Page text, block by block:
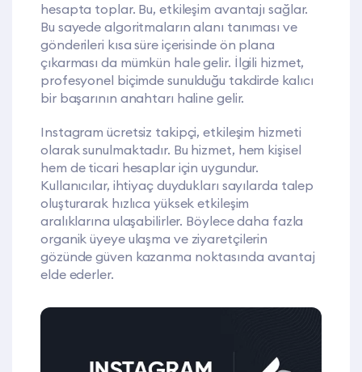
hesapta toplar. Bu, etkileşim avantajı sağlar.
Bu sayede algoritmaların alanı tanıması ve
gönderileri kısa süre içerisinde ön plana
çıkarması da mümkün hale gelir. İlgili hizmet,
profesyonel biçimde sunulduğu takdirde kalıcı
bir başarının anahtarı haline gelir.
Instagram ücretsiz takipçi, etkileşim hizmeti
olarak sunulmaktadır. Bu hizmet, hem kişisel
hem de ticari hesaplar için uygundur.
Kullanıcılar, ihtiyaç duydukları sayılarda talep
oluşturarak hızlıca yüksek etkileşim
aralıklarına ulaşabilirler. Böylece daha fazla
organik üyeye ulaşma ve ziyaretçilerin
gözünde güven kazanma noktasında avantaj
elde ederler.